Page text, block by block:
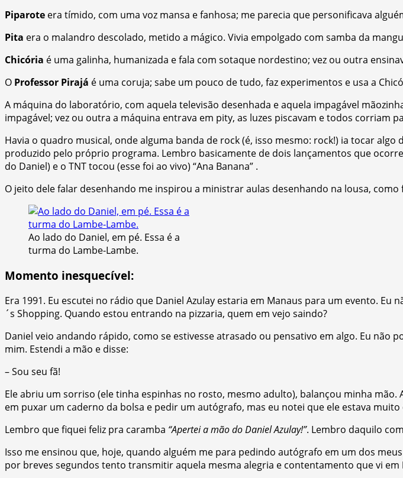
Piparote era tímido, com uma voz mansa e fanhosa; me parecia que personificava
Pita era o malandro descolado, metido a mágico. Vivia empolgado com samba da
Chicória é uma galinha, humanizada e fala com sotaque nordestino; vez ou outra
O Professor Pirajá é uma coruja; sabe um pouco de tudo, faz experimentos e usa a
A máquina do laboratório, com aquela televisão desenhada e aquela impagável
impagável; vez ou outra a máquina entrava em pity, as luzes piscavam e todos corriam
Havia o quadro musical, onde alguma banda de rock (é, isso mesmo: rock!) ia tocar
produzido pelo próprio programa. Lembro basicamente de dois lançamentos que
do Daniel) e o TNT tocou (esse foi ao vivo) “Ana Banana” .
O jeito dele falar desenhando me inspirou a ministrar aulas desenhando na lousa, como
Ao lado do Daniel, em pé. Essa é a
turma do Lambe-Lambe.
Momento inesquecível:
Era 1991. Eu escutei no rádio que Daniel Azulay estaria em Manaus para um evento.
´s Shopping. Quando estou entrando na pizzaria, quem em vejo saindo?
Daniel veio andando rápido, como se estivesse atrasado ou pensativo em algo. Eu
mim. Estendi a mão e disse:
– Sou seu fã!
Ele abriu um sorriso (ele tinha espinhas no rosto, mesmo adulto), balançou minha
em puxar um caderno da bolsa e pedir um autógrafo, mas eu notei que ele estava
Lembro que fiquei feliz pra caramba “Apertei a mão do Daniel Azulay!”. Lembro daquilo
Isso me ensinou que, hoje, quando alguém me para pedindo autógrafo em um dos
por breves segundos tento transmitir aquela mesma alegria e contentamento que vi em